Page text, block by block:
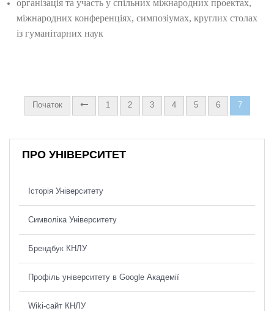
організація та участь у спільних міжнародних проектах,
міжнародних конференціях, симпозіумах, круглих столах
із гуманітарних наук
Початок 1 2 3 4 5 6 7
ПРО УНІВЕРСИТЕТ
Історія Університету
Символіка Університету
Брендбук КНЛУ
Профіль університету в Google Академії
Wiki-сайт КНЛУ